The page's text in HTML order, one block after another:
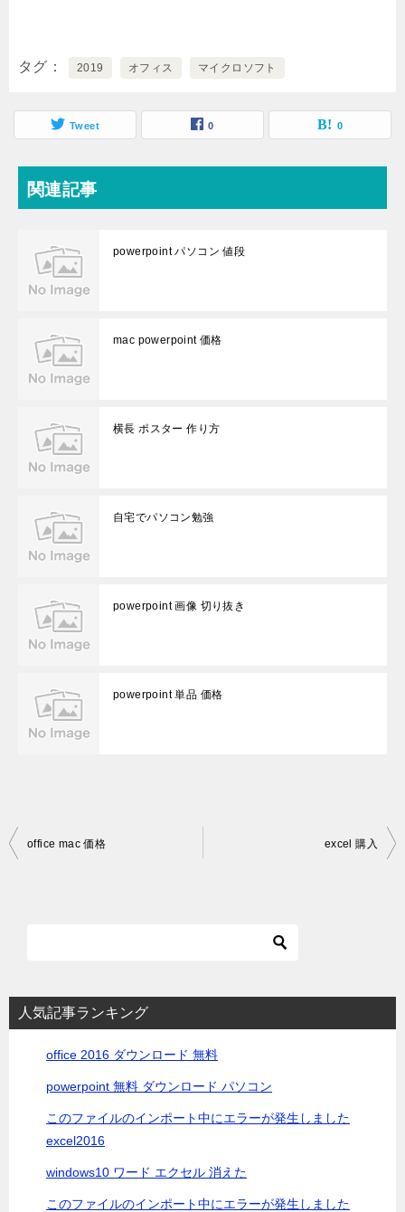
タグ 2019 オフィス マイクロソフト
Tweet 0 0
関連記事
powerpoint パソコン 値段
mac powerpoint 価格
横長 ポスター 作り方
自宅でパソコン勉強
powerpoint 画像 切り抜き
powerpoint 単品 価格
投
シ
office mac 価格 excel 購入
人気記事ランキング
office 2016 ダウンロード 無料
powerpoint 無料 ダウンロード パソコン
このファイルのインポート中にエラーが発生しました
excel2016
windows10 ワード エクセル 消えた
このファイルのインポート中にエラーが発生しました